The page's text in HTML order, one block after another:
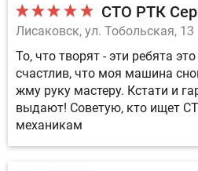
СТО РТК
Лисаковск, ул. Тобольская, 13
То, что творят - эти ребята
счастлив, что моя машина
жму руку мастеру. Кстати и
выдают! Советую, кто ищет
механикам